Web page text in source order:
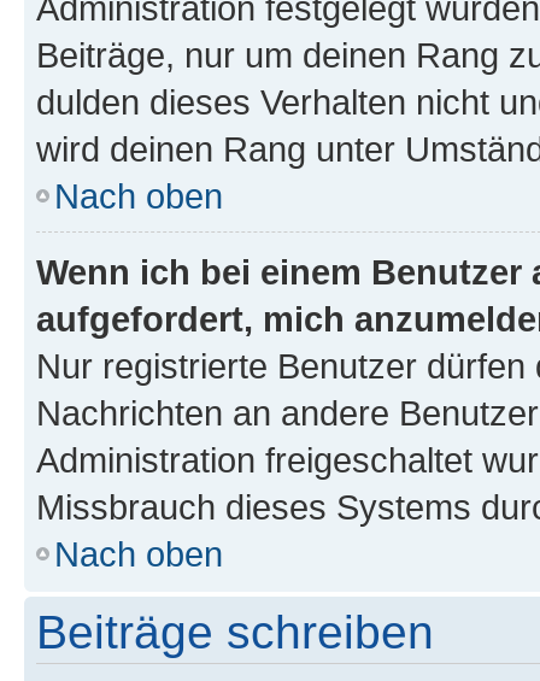
Beiträge, nur um deinen Rang
dulden dieses Verhalten nicht
wird deinen Rang unter
Nach oben
Wenn ich bei einem
aufgefordert, mich
Nur registrierte Benutzer
Nachrichten an andere
Administration freigeschaltet
Missbrauch dieses Systems
Nach oben
Beiträge schreiben